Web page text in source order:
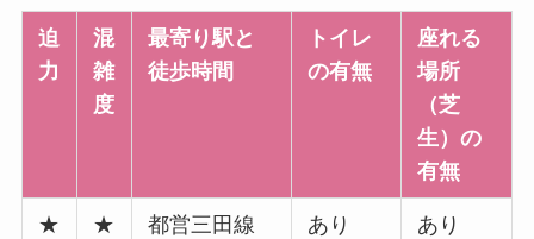
迫
力
混
雑
度
最寄り駅と
徒歩時間
トイレ
の有無
座れる
場所
（芝
生）の
有無
★
★
都営三田線
あり
あり